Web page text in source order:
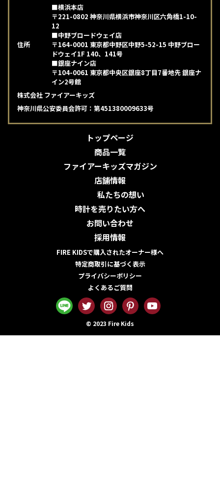
住所
■横浜本店
〒221-0802 神奈川県横浜市神奈川区六角橋1-10-
12
■中野ブロードウェイ店
〒164-0001 東京都中野区中野5-52-15 中野ブロー
ドウェイ1F 140、141号
■銀座ナイン店
〒104-0061 東京都中央区銀座8丁目7番地先 銀座ナ
イン2号館
株式会社 ファイアーキッズ
神奈川県公安委員会許可：第451380009633号
トップページ
商品一覧
ファイアーキッズマガジン
店舗情報
私たちの想い
時計を売りたい方へ
お問い合わせ
採用情報
FIRE KIDSで購入されたオーナー様へ
特定商取引に基づく表示
プライバシーポリシー
よくあるご質問
© 2023 Fire Kids